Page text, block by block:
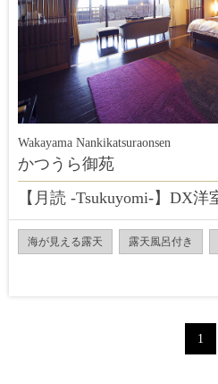
Wakayama Nankikatsuraonsen
かつうら御苑
【月読 -Tsukuyomi-】DX洋
海が見える露天 露天風呂付き
1